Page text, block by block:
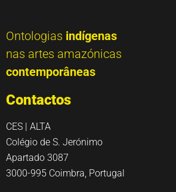
Ontologias indígenas
nas artes amazónicas
contemporâneas
Contactos
CES | ALTA
Colégio de S. Jerónimo
Apartado 3087
3000-995 Coimbra, Portugal